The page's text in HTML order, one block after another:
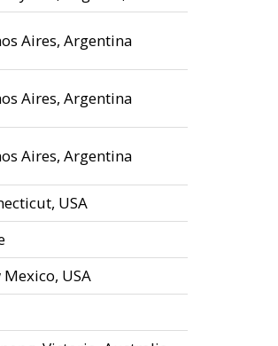
Aires, Argentina
Aires, Argentina
Aires, Argentina
USA
Mexico, USA